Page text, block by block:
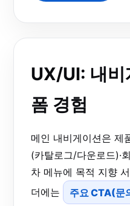
UX/UI: 내비
폼 경험
메인 내비게이션은 제
(카탈로그/다운로드)·
차 메뉴에 목적 지향
더에는
주요 CTA(문